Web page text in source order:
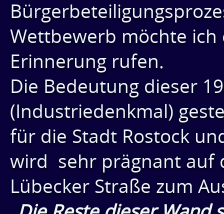
Wettbewerb möchte
Erinnerung rufen.
Die Bedeutung dieser
(Industriedenkmal)
für die Stadt Rostock
wird sehr prägnant auf
Lübecker Straße zum